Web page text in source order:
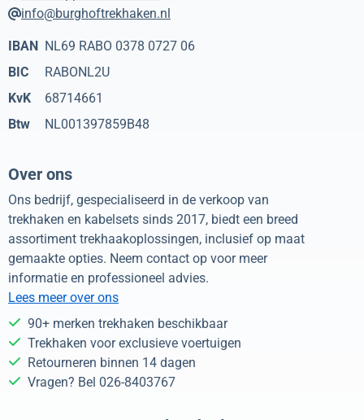
info@burghoftrekhaken.nl
IBAN NL69 RABO 0378 0727 06
BIC
RABONL2U
KvK
68714661
Btw
NL001397859B48
Over ons
Ons bedrijf, gespecialiseerd in de verkoop van
trekhaken en kabelsets sinds 2017, biedt een breed
assortiment trekhaakoplossingen, inclusief op maat
gemaakte opties. Neem contact op voor meer
informatie en professioneel advies.
Lees meer over ons
90+ merken trekhaken beschikbaar
Trekhaken voor exclusieve voertuigen
Retourneren binnen 14 dagen
Vragen? Bel 026-8403767